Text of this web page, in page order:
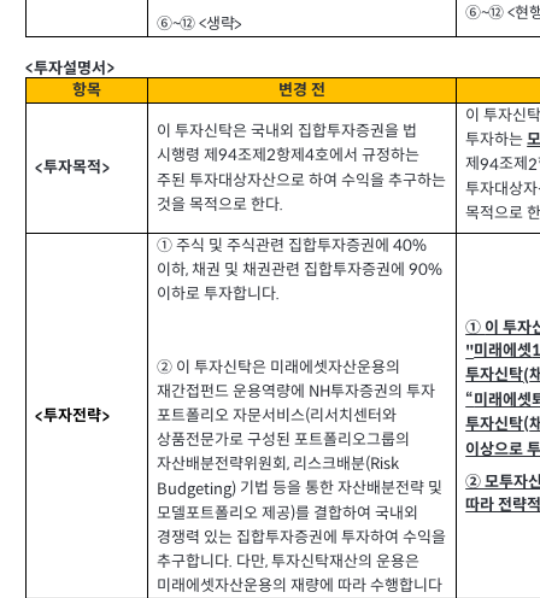
⑥~⑫ <생략>
⑥~⑫ <현
<투자설명서>
항목
변경 전
<투자목적>
이 투자신탁은 국내외 집합투자증권을 법
시행령 제94조제2항제4호에서 규정하는
주된 투자대상자산으로 하여 수익을 추구하는
것을 목적으로 한다.
이 투자신
투자하는
제94조제2
투자대상
목적으로
<투자전략>
① 주식 및 주식관련 집합투자증권에 40%
이하,채권 및 채권관련 집합투자증권에 90%
이하로 투자합니다.
② 이 투자신탁은 미래에셋자산운용의
재간접펀드 운용역량에 NH투자증권의 투자
포트폴리오 자문서비스(리서치센터와
상품전문가로 구성된 포트폴리오그룹의
자산배분전략위원회, 리스크배분(Risk
Budgeting) 기법 등을 통한 자산배분전략 및
모델포트폴리오 제공)를 결합하여 국내외
경쟁력 있는 집합투자증권에 투자하여 수익을
추구합니다. 다만,투자신탁재산의 운용은
미래에셋자산운용의 재량에 따라 수행합니다
① 이 투자
"미래에셋
투자신탁(
“미래에셋
투자신탁(
이상으로
② 모투자
따라 전략